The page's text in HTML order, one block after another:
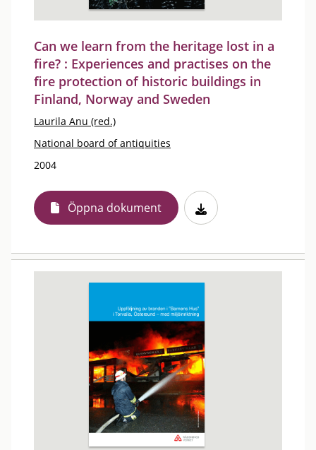
Can we learn from the heritage lost in a
fire? : Experiences and practises on the
fire protection of historic buildings in
Finland, Norway and Sweden
Laurila Anu (red.)
National board of antiquities
2004
Öppna dokument